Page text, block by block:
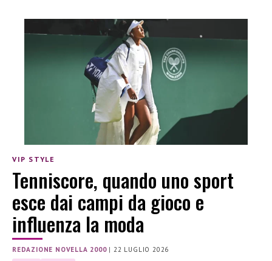
VIP STYLE
Tenniscore, quando uno sport
esce dai campi da gioco e
influenza la moda
REDAZIONE NOVELLA 2000|22 LUGLIO 2026